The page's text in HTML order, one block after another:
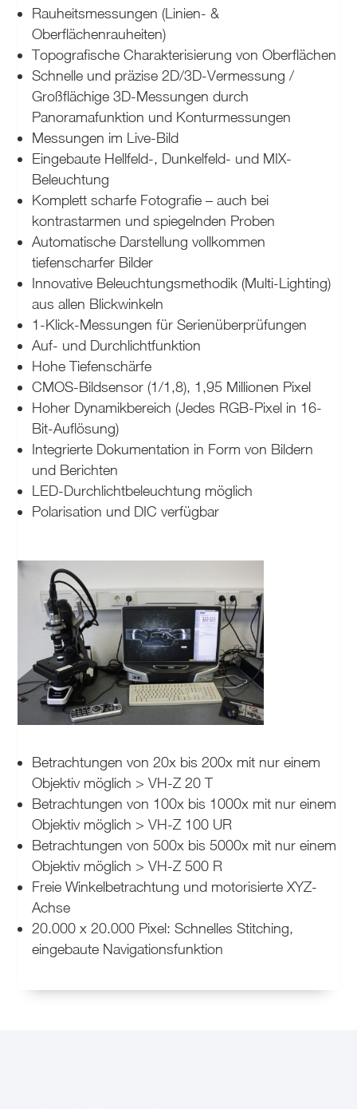
Rauheitsmessungen (Linien- &
Oberflächenrauheiten)
Topografische Charakterisierung von Oberflächen
Schnelle und präzise 2D/3D-Vermessung /
Großflächige 3D-Messungen durch
Panoramafunktion und Konturmessungen
Messungen im Live-Bild
Eingebaute Hellfeld-, Dunkelfeld- und MIX-
Beleuchtung
Komplett scharfe Fotografie – auch bei
kontrastarmen und spiegelnden Proben
Automatische Darstellung vollkommen
tiefenscharfer Bilder
Innovative Beleuchtungsmethodik (Multi-Lighting)
aus allen Blickwinkeln
1-Klick-Messungen für Serienüberprüfungen
Auf- und Durchlichtfunktion
Hohe Tiefenschärfe
CMOS-Bildsensor (1/1,8), 1,95 Millionen Pixel
Hoher Dynamikbereich (Jedes RGB-Pixel in 16-
Bit-Auflösung)
Integrierte Dokumentation in Form von Bildern
und Berichten
LED-Durchlichtbeleuchtung möglich
Polarisation und DIC verfügbar
Betrachtungen von 20x bis 200x mit nur einem
Objektiv möglich > VH-Z 20 T
Betrachtungen von 100x bis 1000x mit nur einem
Objektiv möglich > VH-Z 100 UR
Betrachtungen von 500x bis 5000x mit nur einem
Objektiv möglich > VH-Z 500 R
Freie Winkelbetrachtung und motorisierte XYZ-
Achse
20.000 x 20.000 Pixel: Schnelles Stitching,
eingebaute Navigationsfunktion